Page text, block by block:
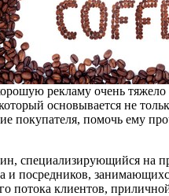
рекламу очень
основывается не
покупателя, помочь ему
специализирующийся на
и посредников,
потока клиентов,